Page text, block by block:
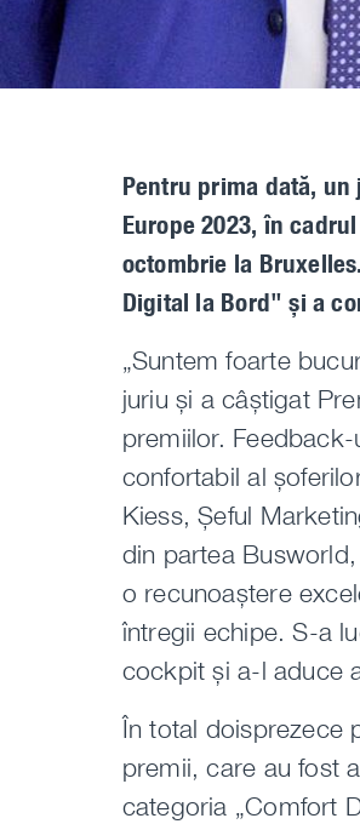
Pentru prima dată,
Europe 2023, în
octombrie la
Digital la Bord" și a
„Suntem foarte
juriu și a câștigat
premiilor.
confortabil al
Kiess, Șeful
din partea
o recunoaștere
întregii echipe. S-a
cockpit și a-l aduce
În total doisprezece
premii, care au fost
categoria „Comfort